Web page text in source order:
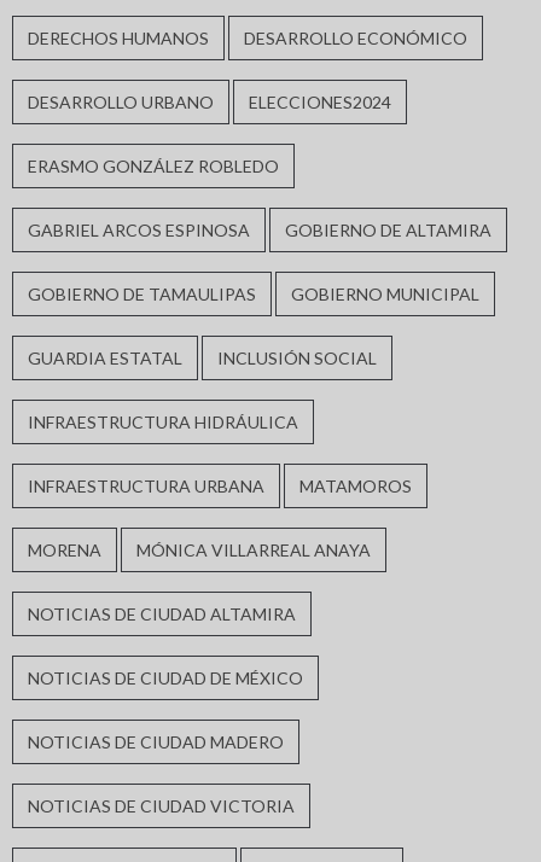
DERECHOS HUMANOS DESARROLLO ECONÓMICO
DESARROLLO URBANO ELECCIONES2024
ERASMO GONZÁLEZ ROBLEDO
GABRIEL ARCOS ESPINOSA GOBIERNO DE ALTAMIRA
GOBIERNO DE TAMAULIPAS GOBIERNO MUNICIPAL
GUARDIA ESTATAL INCLUSIÓN SOCIAL
INFRAESTRUCTURA HIDRÁULICA
INFRAESTRUCTURA URBANA MATAMOROS
MORENA MÓNICA VILLARREAL ANAYA
NOTICIAS DE CIUDAD ALTAMIRA
NOTICIAS DE CIUDAD DE MÉXICO
NOTICIAS DE CIUDAD MADERO
NOTICIAS DE CIUDAD VICTORIA